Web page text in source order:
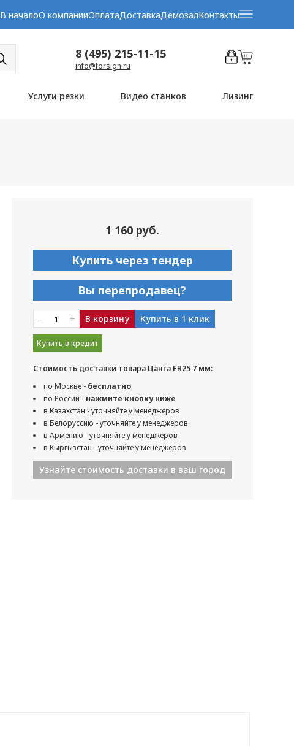
В началоО компанииОплатаДоставкаДемозалКонтакты
8 (495) 215-11-15
info@forsign.ru
Услуги резки Видео станков Лизинг
1 160 руб.
Купить через тендер
Вы перепродавец?
– + В корзину Купить в 1 клик
Купить в кредит
Стоимость доставки товара Цанга ER25 7 мм:
по Москве - бесплатно
по России - нажмите кнопку ниже
в Казахстан - уточняйте у менеджеров
в Белоруссию - уточняйте у менеджеров
в Армению - уточняйте у менеджеров
в Кыргызстан - уточняйте у менеджеров
Узнайте стоимость доставки в ваш город